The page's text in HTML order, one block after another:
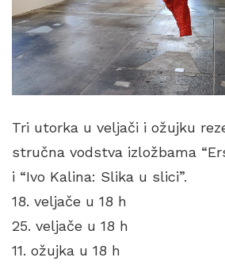
Tri utorka u veljači i ožujku
stručna vodstva izložbama
i “Ivo Kalina: Slika u slici”.
18. veljače u 18 h
25. veljače u 18 h
11. ožujka u 18 h